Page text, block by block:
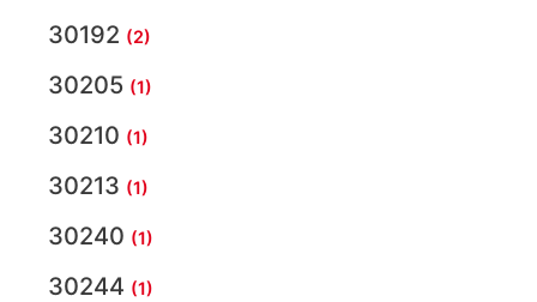
30192 (2)
30205 (1)
30210 (1)
30213 (1)
30240 (1)
30244 (1)